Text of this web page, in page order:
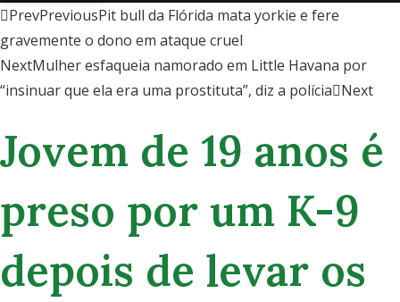
PrevPreviousPit bull da Flórida mata yorkie e fere
gravemente o dono em ataque cruel
NextMulher esfaqueia namorado em Little Havana por
“insinuar que ela era uma prostituta”, diz a polícia Next
Jovem de 19 anos é
preso por um K-9
depois de levar os